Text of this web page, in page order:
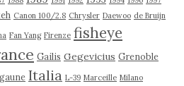
Canon 100/2.8 Chrysler Daewoo de Bruijn
Fan Yang Firenze fisheye
Gailis Gegevicius Grenoble
Italia L-39 Marceille Milano